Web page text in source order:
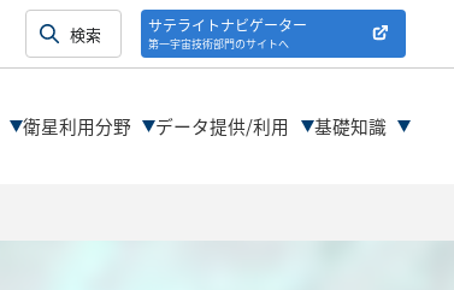
サテライトナビゲーター
第一宇宙技術部門のサイトへ
衛星利用分野 データ提供/利用 基礎知識